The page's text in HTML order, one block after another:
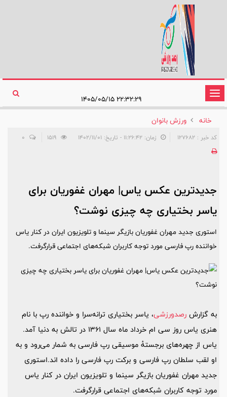
تغییر
وضعیت
ناوبری
خانه
ورزش بانوان
کد خبر : 127682 زمان: ۱۱:۲۶:۴۲ - تاریخ: ۱۴۰۲/۱۱/۰۱ 0
جدیدترین عکس یاس| مهران غفوریان برای
یاسر بختیاری چه چیزی نوشت؟
استوری جدید مهران غفوریان بازیگر سینما و تلویزیون ایران در کنار یاس
خواننده رپ فارسی مورد توجه کاربران شبکه‌های اجتماعی قرارگرفت.
به گزارش رصدورزشی، یاسر بختیاری ترانه‌سرا و خواننده رپ با نام
هنری یاس
روز سی ام خرداد ماه سال ۱۳۶۱ در تالش به دنیا آمد.
یاس از چهره‌های برجستهٔ موسیقی رپ فارسی به شمار می‌رود و به
او لقب سلطان رپ فارسی و برکت رپ فارسی را داده اند.استوری
جدید مهران غفوریان بازیگر سینما و تلویزیون ایران در کنار یاس
مورد توجه کاربران شبکه‌های اجتماعی قرارگرفت.